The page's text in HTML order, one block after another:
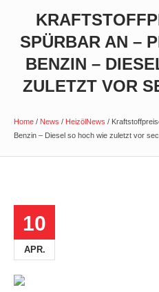
SPÜRBAR AN –
BENZIN –
ZULETZT VOR
Home / News / HeizölNews /
Benzin – Diesel so hoch wie zuletzt vor
10
APR.